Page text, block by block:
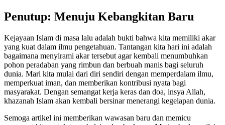
Penutup: Menuju Kebangkitan Baru
Kejayaan Islam di masa lalu adalah bukti bahwa kita memiliki akar
yang kuat dalam ilmu pengetahuan. Tantangan kita hari ini adalah
bagaimana menyirami akar tersebut agar kembali menumbuhkan
pohon peradaban yang rimbun dan berbuah manis bagi seluruh
dunia. Mari kita mulai dari diri sendiri dengan memperdalam ilmu,
memperkuat iman, dan memberikan kontribusi nyata bagi
masyarakat. Dengan semangat kerja keras dan doa, insya Allah,
khazanah Islam akan kembali bersinar menerangi kegelapan dunia.
Semoga artikel ini memberikan wawasan baru dan memicu